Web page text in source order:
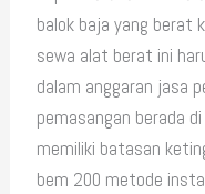
balok baja yang berat
sewa alat berat ini
dalam anggaran jasa
pemasangan berada
memiliki batasan
bem 200 metode